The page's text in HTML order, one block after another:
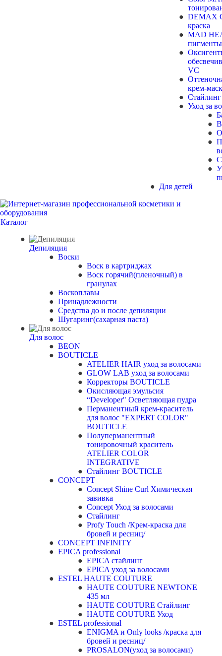
DEMAX
краска
MAD
VC
крем-
Стайлинг
Уход за
Для детей
Каталог
Депиляция
Воски
Воск в картриджах
Воск горячий(пленочный) в
гранулах
Воскоплавы
Принадлежности
Средства до и после депиляции
Шугаринг(сахарная паста)
Для волос
BEON
BOUTICLE
ATELIER HAIR уход за волосами
GLOW LAB уход за волосами
Корректоры BOUTICLE
Окисляющая эмульсия
“Developer" Осветляющая пудра
Перманентный крем-краситель
для волос "EXPERT COLOR"
BOUTICLE
Полуперманентный
тонировочный краситель
ATELIER COLOR
INTEGRATIVE
Стайлинг BOUTICLE
CONCEPT
Concept Shine Curl Химическая
завивка
Concept Уход за волосами
Стайлинг
Profy Touch /Крем-краска для
бровей и ресниц/
CONCEPT INFINITY
EPICA professional
EPICA стайлинг
EPICA уход за волосами
ESTEL HAUTE COUTURE
HAUTE COUTURE NEWTONE
435 мл
HAUTE COUTURE Стайлинг
HAUTE COUTURE Уход
ESTEL professional
ENIGMA и Only looks /краска для
бровей и ресниц/
PROSALON(уход за волосами)